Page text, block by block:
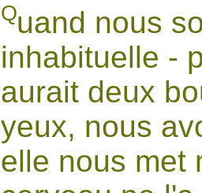
Quand nous
inhabituelle -
aurait deux
yeux, nous
elle nous met